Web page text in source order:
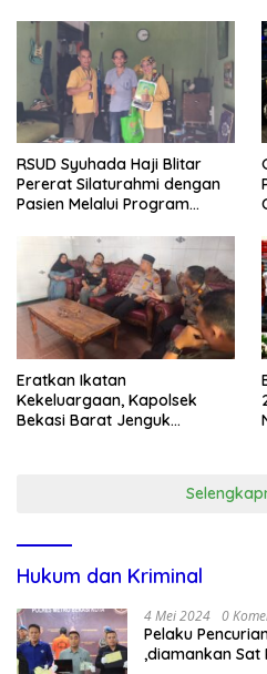
Kondusivitas Wilayah
RSUD Syuhada Haji Blitar
Pererat Silaturahmi dengan
Pasien Melalui Program
Eratkan Ikatan
Kekeluargaan, Kapolsek
Bekasi Barat Jenguk
Hukum dan Kriminal
4 Mei 2024 0
Pelaku
,diamankan Sat